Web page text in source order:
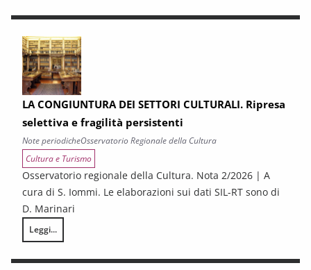
LA CONGIUNTURA DEI SETTORI CULTURALI. Ripresa
selettiva e fragilità persistenti
Note periodicheOsservatorio Regionale della Cultura
Cultura e Turismo
Osservatorio regionale della Cultura. Nota 2/2026 | A
cura di S. Iommi. Le elaborazioni sui dati SIL-RT sono di
D. Marinari
Leggi...
LA CONGIUNTURA DEI SETTORI CULTURALI. Ripresa selettiva e